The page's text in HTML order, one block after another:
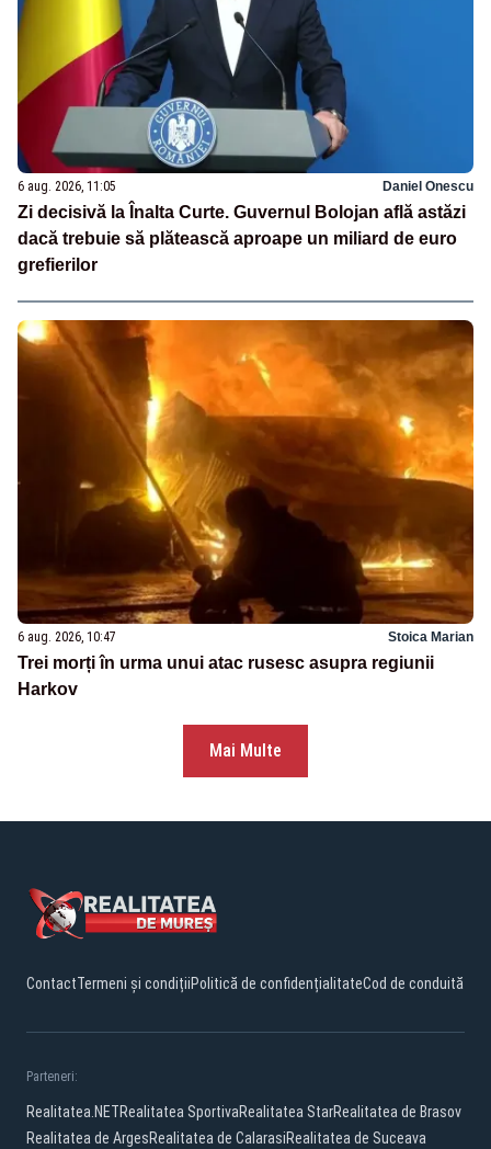
6 aug. 2026, 11:05 Daniel Onescu
Zi decisivă la Înalta Curte. Guvernul Bolojan află astăzi
dacă trebuie să plătească aproape un miliard de euro
grefierilor
6 aug. 2026, 10:47 Stoica Marian
Trei morți în urma unui atac rusesc asupra regiunii
Harkov
Mai Multe
ContactTermeni și condițiiPolitică de confidențialitateCod de conduită
Parteneri:
Realitatea.NETRealitatea SportivaRealitatea StarRealitatea de Brasov
Realitatea de ArgesRealitatea de CalarasiRealitatea de Suceava